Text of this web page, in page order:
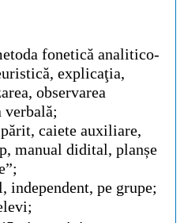
fonetică analitico-
explicaţia,
observarea
verbală;
caiete auxiliare,
manual didital, planșe
independent, pe grupe;